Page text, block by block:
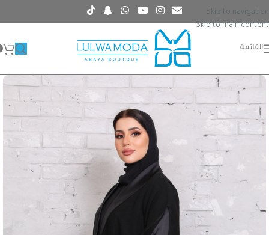
Skip to navigation
Skip to main content
القائمة